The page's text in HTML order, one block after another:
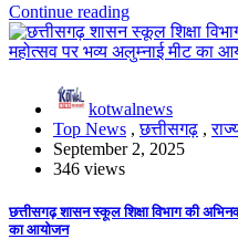
Continue reading
kotwalnews
Top News ,छत्तीसगढ़ ,
September 2, 2025
346 views
छत्तीसगढ़ शासन स्कूल शिक्षा विभाग की
का आयोजन